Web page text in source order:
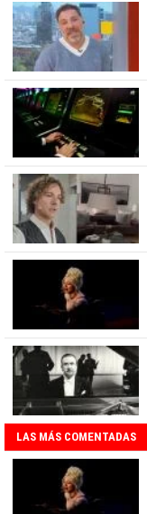
LAS MÁS COMENTADAS